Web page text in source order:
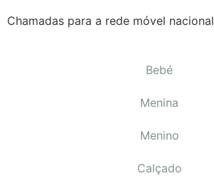
Chamadas para a rede móvel nacional
Bebé
Menina
Menino
Calçado